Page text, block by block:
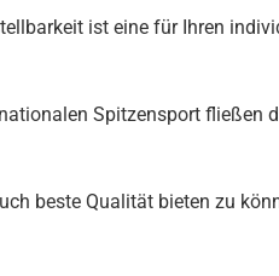
ist eine für Ihren
Spitzensport fließen
beste Qualität bieten zu